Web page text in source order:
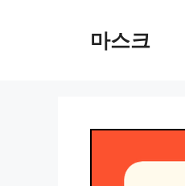
마스크